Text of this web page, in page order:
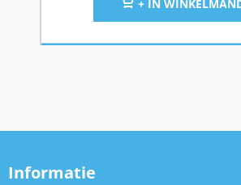
+ IN
Informatie